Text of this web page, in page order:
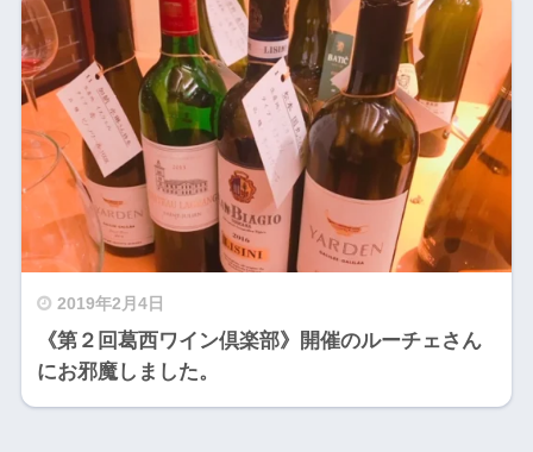
2019年2月4日
《第２回葛西ワイン倶楽部》開催のルーチェさん
にお邪魔しました。